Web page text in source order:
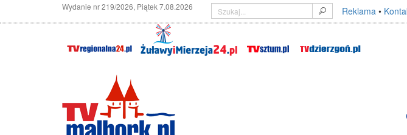
Wydanie nr 219/2026, Piątek 7.08.2026 Reklama •